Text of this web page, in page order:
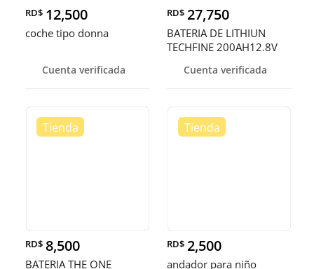
RD$ 12,500
coche tipo donna
Cuenta verificada
RD$ 27,750
BATERIA DE LITHIUN
TECHFINE 200AH12.8V
Cuenta verificada
RD$ 8,500
BATERIA THE ONE
RD$ 2,500
andador para niño